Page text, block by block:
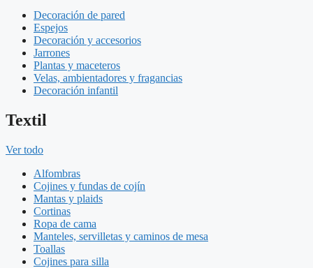
Decoración de pared
Espejos
Decoración y accesorios
Jarrones
Plantas y maceteros
Velas, ambientadores y fragancias
Decoración infantil
Textil
Ver todo
Alfombras
Cojines y fundas de cojín
Mantas y plaids
Cortinas
Ropa de cama
Manteles, servilletas y caminos de mesa
Toallas
Cojines para silla